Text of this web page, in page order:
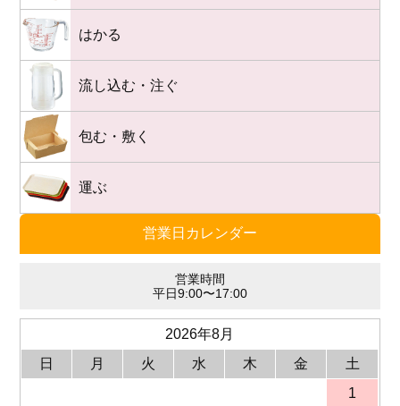
営業日カレンダー
営業時間
平日9:00〜17:00
2026年8月
日
月 火 水 木 金
土
1
はかる
流し込む・注ぐ
包む・敷く
運ぶ